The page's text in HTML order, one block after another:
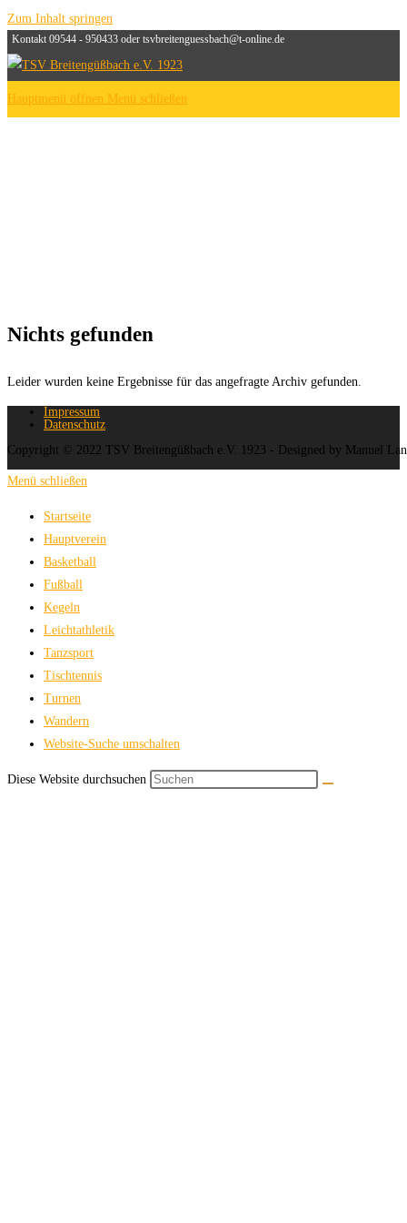
Zum Inhalt springen
Kontakt 09544 - 950433 oder tsvbreitenguessbach@t-online.de
Hauptmenü öffnen Menü schließen
Nichts gefunden
Leider wurden keine Ergebnisse für das angefragte Archiv gefunden.
Impressum
Datenschutz
Copyright © 2022 TSV Breitengüßbach e.V. 1923 - Designed by Manuel
Menü schließen
Startseite
Hauptverein
Basketball
Fußball
Kegeln
Leichtathletik
Tanzsport
Tischtennis
Turnen
Wandern
Website-Suche umschalten
Diese Website durchsuchen